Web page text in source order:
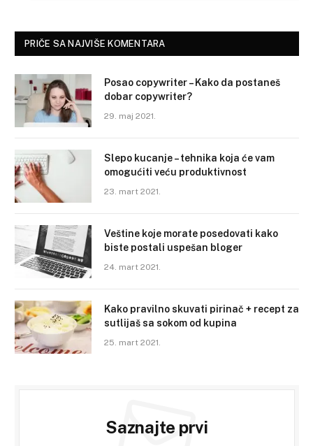
PRIČE SA NAJVIŠE KOMENTARA
Posao copywriter – Kako da postaneš
dobar copywriter?
29. maj 2021.
Slepo kucanje – tehnika koja će vam
omogućiti veću produktivnost
23. mart 2021.
Veštine koje morate posedovati kako
biste postali uspešan bloger
24. mart 2021.
Kako pravilno skuvati pirinač + recept za
sutlijaš sa sokom od kupina
25. mart 2021.
Saznajte prvi